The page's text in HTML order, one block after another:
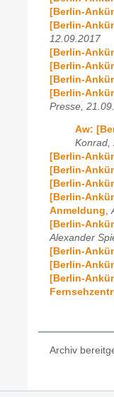
[Berlin-
[Berlin-
12.09.2017
[Berlin-
[Berlin-
[Berlin-
[Berlin-
Presse,
Aw:
Konrad,
[Berlin-
[Berlin-
[Berlin-
[Berlin-
Anmeldung,
[Berlin-
Alexander
[Berlin-
[Berlin-
[Berlin-
Archiv